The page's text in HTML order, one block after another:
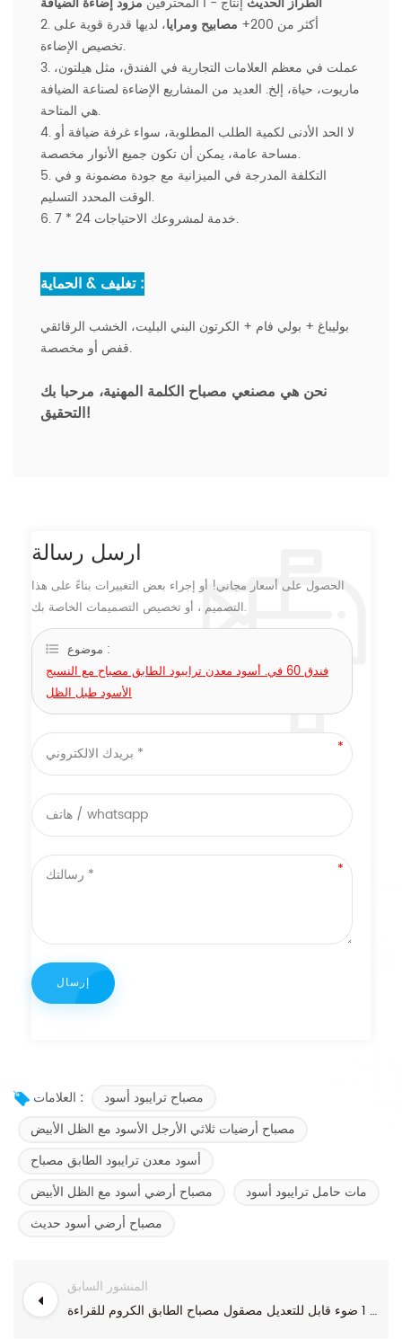
2. أكثر من 200+
مصابيح ومرايا، لديها قدرة قوية على
تخصيص الإضاءة.
3. عملت في معظم العلامات التجارية في الفندق، مثل هيلتون،
ماريوت، حياة، إلخ. العديد من المشاريع الإضاءة لصناعة الضيافة
هي المتاحة.
4. لا الحد الأدنى لكمية الطلب المطلوبة، سواء غرفة ضيافة أو
مساحة عامة، يمكن أن تكون جميع الأنوار مخصصة.
5. التكلفة المدرجة في الميزانية مع جودة مضمونة و في
الوقت المحدد التسليم.
6. 7 * 24 خدمة لمشروعك الاحتياجات.
تغليف & الحماية :
بوليباغ + بولي فام + الكرتون البني البليت، الخشب الرقائقي
قفص أو مخصصة.
نحن هي مصنعي مصباح الكلمة المهنية، مرحبا بك
التحقيق!
ارسل رسالة
الحصول على أسعار مجاني! أو إجراء بعض التغييرات بناءً على هذا
التصميم ، أو تخصيص التصميمات الخاصة بك.
موضوع :
فندق 60 في. أسود معدن ترايبود الطابق مصباح مع النسيج
الأسود طبل الظل
العلامات :
مصباح ترايبود أسود
مصباح أرضيات ثلاثي الأرجل الأسود مع الظل الأبيض
أسود معدن ترايبود الطابق مصباح
مصباح أرضي أسود مع الظل الأبيض
مات حامل ترايبود أسود
مصباح أرضي أسود حديث
المنشور السابق
منتصف القرن 1 ضوء قابل للتعديل مصقول مصباح الطابق الكروم للقراءة